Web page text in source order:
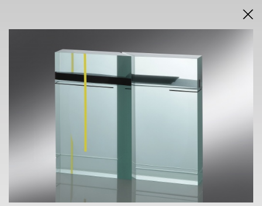
VÝSLEDKY AUKCE V PDF
PRIVÁTNÍ PRODEJ